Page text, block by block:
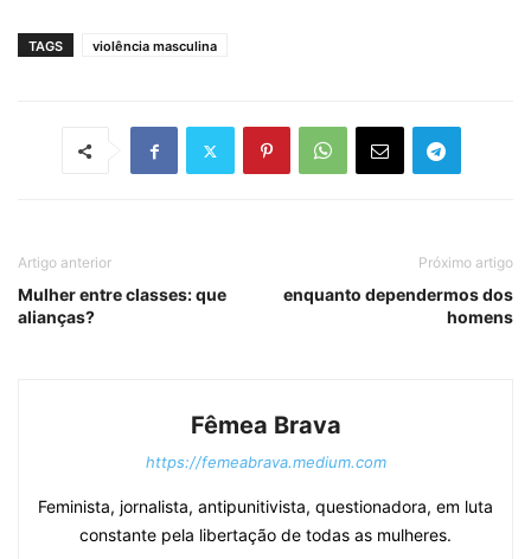
TAGS violência masculina
Artigo anterior
Mulher entre classes: que
alianças?
Próximo artigo
enquanto dependermos dos
homens
Fêmea Brava
https://femeabrava.medium.com
Feminista, jornalista, antipunitivista, questionadora, em luta
constante pela libertação de todas as mulheres.